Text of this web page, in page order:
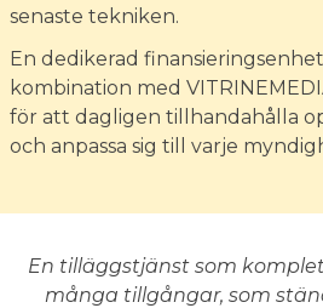
senaste tekniken.
En dedikerad
kombination med
för att dagligen tillhandahålla
och anpassa sig till varje
En tilläggstjänst som
många tillgångar, som